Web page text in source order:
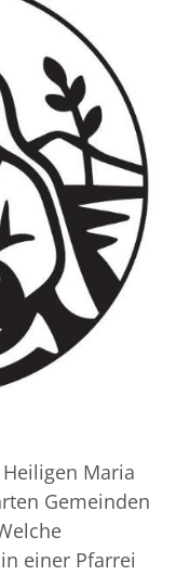
Maria
Gemeinden
einer Pfarrei